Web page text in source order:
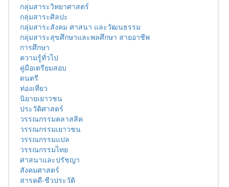
กลุ่มสาระวิทยาศาสตร์
กลุ่มสาระศิลปะ
กลุ่มสาระสังคม ศาสนา และวัฒนธรรม
กลุ่มสาระสุขศึกษาและพลศึกษา สายอาชีพ
การศึกษา
ความรู้ทั่วไป
คู่มือเตรียมสอบ
ดนตรี
ท่องเที่ยว
นิยายเยาวชน
ประวัติศาสตร์
วรรณกรรมคลาสสิค
วรรณกรรมเยาวชน
วรรณกรรมแปล
วรรณกรรมไทย
ศาสนาและปรัชญา
สังคมศาสตร์
สารคดี-ชีวประวัติ